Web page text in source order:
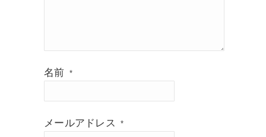
名前 *
メールアドレス *